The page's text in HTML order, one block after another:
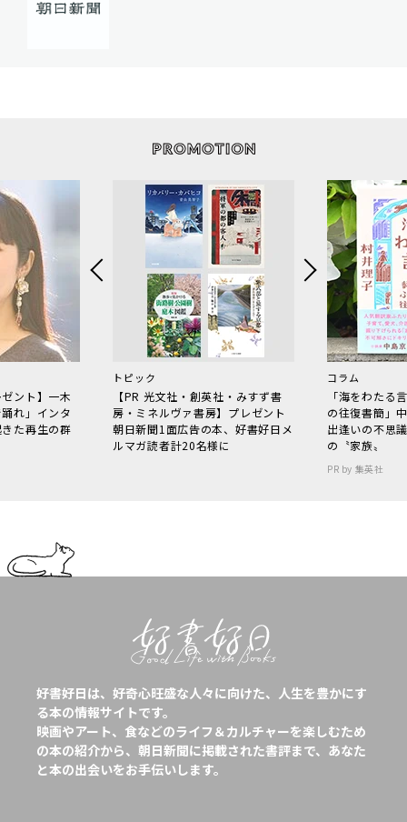
ント】一木
れ」インタ
た再生の群
トピック
【PR 光文社・創英社・みすず書
房・ミネルヴァ書房】プレゼント
朝日新聞1面広告の本、好書好日メ
ルマガ読者計20名様に
コラム
「海をわた
の往復書簡」
出逢いの不思
の〝家族〟
PR by 集英社
好書好日は、好奇心旺盛な人々に向けた、人生を豊かにす
る本の情報サイトです。
映画やアート、食などのライフ＆カルチャーを楽しむため
の本の紹介から、朝日新聞に掲載された書評まで、あなた
と本の出会いをお手伝いします。